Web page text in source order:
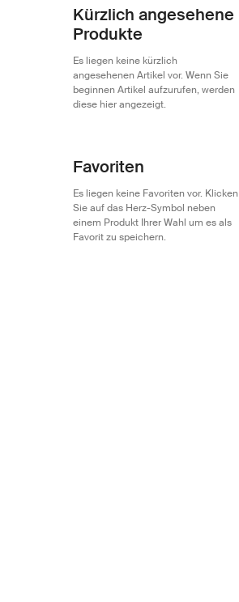
Kürzlich angesehene
Produkte
Es liegen keine kürzlich
angesehenen Artikel vor. Wenn Sie
beginnen Artikel aufzurufen, werden
diese hier angezeigt.
Favoriten
Es liegen keine Favoriten vor. Klicken
Sie auf das Herz-Symbol neben
einem Produkt Ihrer Wahl um es als
Favorit zu speichern.